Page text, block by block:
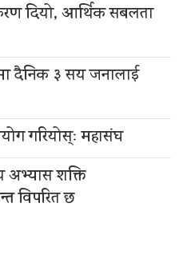
दियो, आर्थिक सबलता
दैनिक ३ सय जनालाई
गरियोस्ः महासंघ
अभ्यास शक्ति
विपरित छ